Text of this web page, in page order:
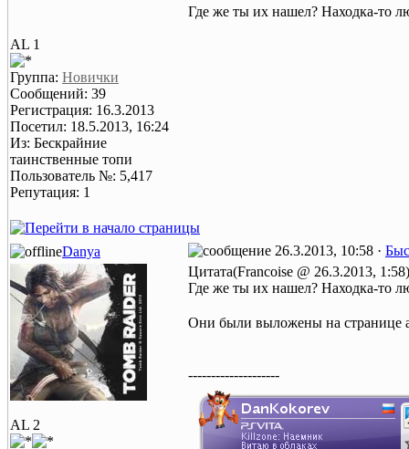
AL 1
Группа: Новички
Сообщений: 39
Регистрация: 16.3.2013
Посетил: 18.5.2013, 16:24
Из: Бескрайние
таинственные топи
Пользователь №: 5,417
Репутация: 1
Где же ты их нашел? Находка-то
Danya 26.3.2013, 10:58 ·
AL 2
Цитата(Francoise @ 26.3.2013,
Где же ты их нашел? Находка-то
Они были выложены на странице
--------------------